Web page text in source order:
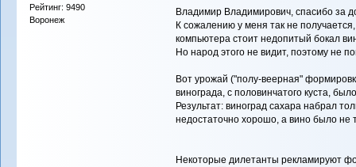
Рейтинг: 9490
Воронеж
Владимир Владимирович, спасибо за
К сожалению у меня так не
компьютера стоит недопитый бокал
Но народ этого не видит, поэтому не
Вот урожай ("полу-веерная"
винограда, с половинчатого куста,
Результат: виноград сахара набрал
недостаточно хорошо, а вино было не
Некоторые дилетанты рекламируют